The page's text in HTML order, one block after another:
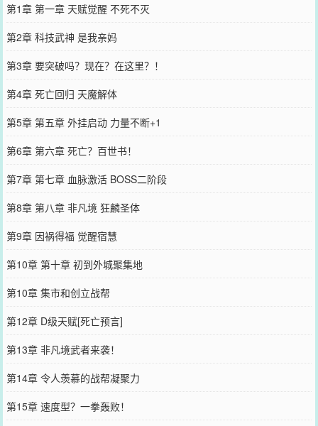
第1章 第一章 天赋觉醒 不死不灭
第2章 科技武神 是我亲妈
第3章 要突破吗？现在？在这里？！
第4章 死亡回归 天魔解体
第5章 第五章 外挂启动 力量不断+1
第6章 第六章 死亡？百世书！
第7章 第七章 血脉激活 BOSS二阶段
第8章 第八章 非凡境 狂麟圣体
第9章 因祸得福 觉醒宿慧
第10章 第十章 初到外城聚集地
第10章 集市和创立战帮
第12章 D级天赋[死亡预言]
第13章 非凡境武者来袭！
第14章 令人羡慕的战帮凝聚力
第15章 速度型？一拳轰败！